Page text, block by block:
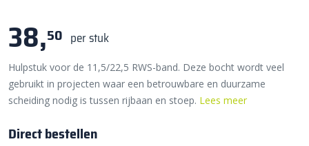
38,50 per stuk
Hulpstuk voor de 11,5/22,5 RWS-band. Deze bocht wordt veel
gebruikt in projecten waar een betrouwbare en duurzame
scheiding nodig is tussen rijbaan en stoep. Lees meer
Direct bestellen